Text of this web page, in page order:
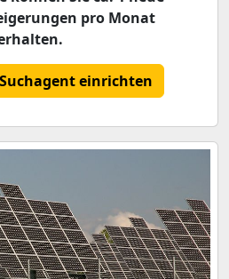
pro Monat
einrichten